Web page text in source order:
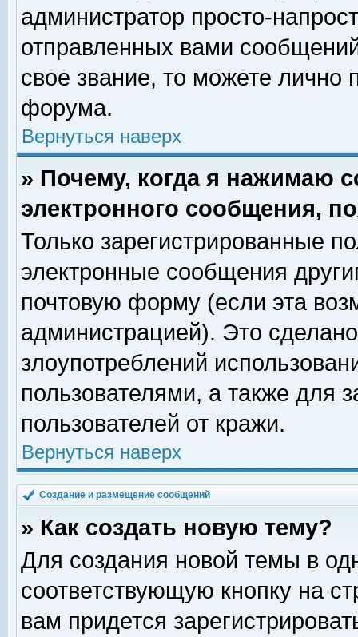
администратор просто-
отправленных вами
свое звание, то можете лично
форума.
Вернуться наверх
» Почему, когда я нажимаю
электронного сообщения,
Только зарегистрированные
электронные сообщения
почтовую форму (если эта
администрацией). Это
злоупотреблений
пользователями, а также для
пользователей от кражи.
Вернуться наверх
Создание и размещение сообщений
» Как создать новую тему?
Для создания новой темы в
соответствующую кнопку на
вам придется